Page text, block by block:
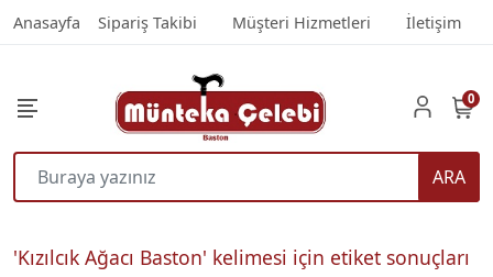
Anasayfa Sipariş Takibi Müşteri Hizmetleri İletişim
ARA
0
'Kızılcık Ağacı Baston' kelimesi için etiket sonuçları